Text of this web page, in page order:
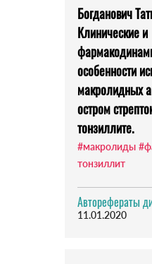
Богданович
Клинические и
особенности
макролидных
остром
тонзиллите.
#макролиды
тонзиллит
Авторефераты
11.01.2020